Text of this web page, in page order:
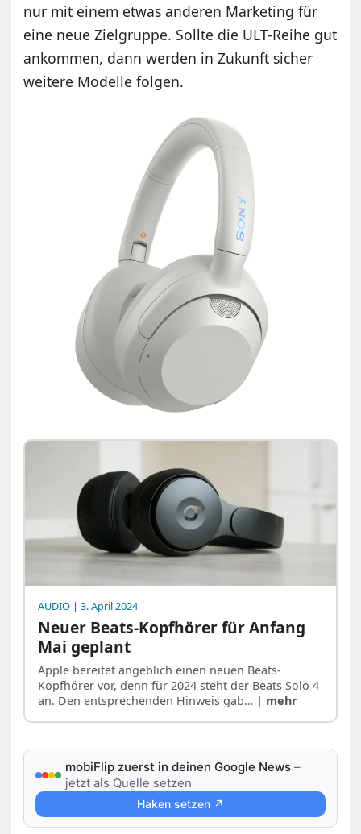
nur mit einem etwas anderen Marketing für
eine neue Zielgruppe. Sollte die ULT-Reihe gut
ankommen, dann werden in Zukunft sicher
weitere Modelle folgen.
AUDIO | 3. April 2024
Neuer Beats-Kopfhörer für Anfang
Mai geplant
Apple bereitet angeblich einen neuen Beats-
Kopfhörer vor, denn für 2024 steht der Beats Solo 4
an. Den entsprechenden Hinweis gab… | mehr
mobiFlip zuerst in deinen Google News –
jetzt als Quelle setzen
Haken setzen ↗